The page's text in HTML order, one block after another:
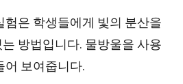
험은 학생들에게 빛의 분산을
방법입니다. 물방울을 사용
어 보여줍니다.